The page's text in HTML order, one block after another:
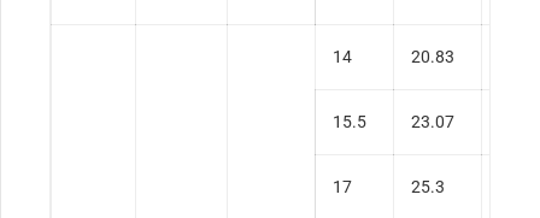
14 20.83
15.5 23.07
17 25.3